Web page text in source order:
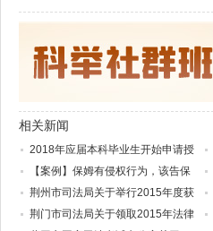
相关新闻
2018年应届本科毕业生开始申请授
【案例】保姆有侵权行为，该告保
荆州市司法局关于举行2015年度获
荆门市司法局关于领取2015年法律